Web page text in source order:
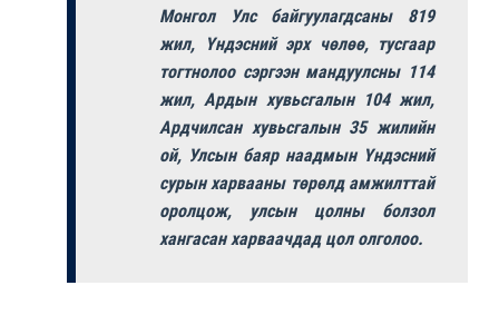
Монгол Улс байгуулагдсаны 819
жил, Үндэсний эрх чөлөө, тусгаар
тогтнолоо сэргээн мандуулсны 114
жил, Ардын хувьсгалын 104 жил,
Ардчилсан хувьсгалын 35 жилийн
ой, Улсын баяр наадмын Үндэсний
сурын харвааны төрөлд амжилттай
оролцож, улсын цолны болзол
хангасан харваачдад цол олголоо.